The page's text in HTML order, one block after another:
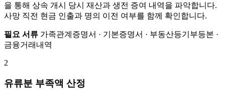
을 통해 상속 개시 당시 재산과 생전 증여 내역을 파악합니다.
사망 직전 현금 인출과 명의 이전 여부를 함께 확인합니다.
필요 서류 가족관계증명서 · 기본증명서 · 부동산등기부등본 ·
금융거래내역
2
유류분 부족액 산정